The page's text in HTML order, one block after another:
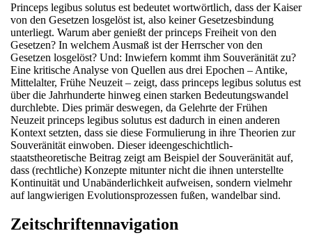
Princeps legibus solutus est bedeutet wortwörtlich, dass der Kaiser
von den Gesetzen losgelöst ist, also keiner Gesetzesbindung
unterliegt. Warum aber genießt der princeps Freiheit von den
Gesetzen? In welchem Ausmaß ist der Herrscher von den
Gesetzen losgelöst? Und: Inwiefern kommt ihm Souveränität zu?
Eine kritische Analyse von Quellen aus drei Epochen – Antike,
Mittelalter, Frühe Neuzeit – zeigt, dass princeps legibus solutus est
über die Jahrhunderte hinweg einen starken Bedeutungswandel
durchlebte. Dies primär deswegen, da Gelehrte der Frühen
Neuzeit princeps legibus solutus est dadurch in einen anderen
Kontext setzten, dass sie diese Formulierung in ihre Theorien zur
Souveränität einwoben. Dieser ideengeschichtlich-
staatstheoretische Beitrag zeigt am Beispiel der Souveränität auf,
dass (rechtliche) Konzepte mitunter nicht die ihnen unterstellte
Kontinuität und Unabänderlichkeit aufweisen, sondern vielmehr
auf langwierigen Evolutionsprozessen fußen, wandelbar sind.
Zeitschriftennavigation